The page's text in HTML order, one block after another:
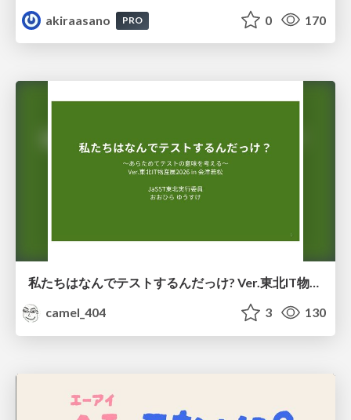
akiraasano
PRO 0 170
私たちはなんでテストするんだっけ? Ver.東北IT物産展2026 in 会津若松
camel_404
3 130